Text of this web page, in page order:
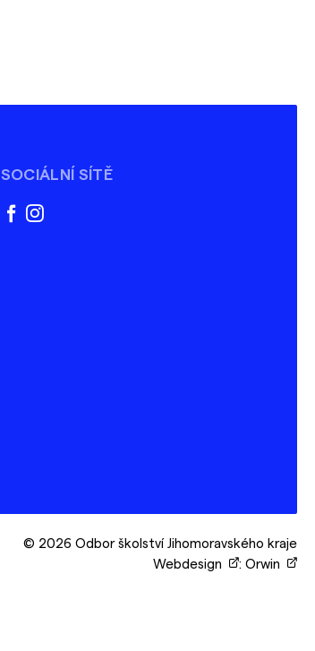
SOCIÁLNÍ SÍTĚ
facebook
instagram
© 2026 Odbor školství Jihomoravského kraje
Webdesign
: Orwin